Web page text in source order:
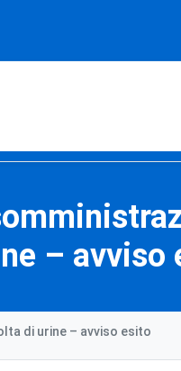
– avviso
di urine – avviso esito